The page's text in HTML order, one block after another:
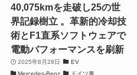
40,075kmを走破し25の世
界記録樹立 。革新的冷却技
術とF1直系ソフトウェアで
電動パフォーマンスを刷新
2025年8月28日
EV
Mercedes-Benz
ドイツ車